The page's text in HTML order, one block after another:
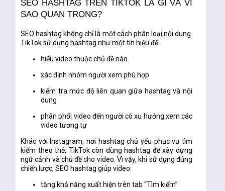
SEO HASHTAG TRÊN TIKTOK LÀ GÌ VÀ VÌ
SAO QUAN TRỌNG?
SEO hashtag không chỉ là một cách phân loại nội dung.
TikTok sử dụng hashtag như một tín hiệu để:
hiểu video thuộc chủ đề nào
xác định nhóm người xem phù hợp
kiểm tra mức độ liên quan giữa hashtag và nội
dung
phân phối video đến người có xu hướng xem các
video tương tự
Khác với Instagram, nơi hashtag chủ yếu phục vụ tìm
kiếm theo thẻ, TikTok còn dùng hashtag để xây dựng
ngữ cảnh và chủ đề cho video. Vì vậy, khi sử dụng đúng
chiến lược, SEO hashtag giúp video:
tăng khả năng xuất hiện trên tab “Tìm kiếm”